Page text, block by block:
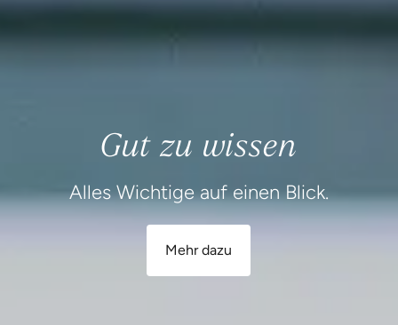
Gut zu wissen
Alles Wichtige auf einen Blick.
Mehr dazu